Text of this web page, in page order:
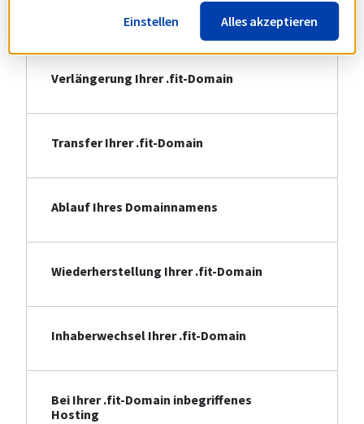
Registrierung Ihrer .fit-Domain
Verlängerung Ihrer .fit-Domain
Transfer Ihrer .fit-Domain
Ablauf Ihres Domainnamens
Wiederherstellung Ihrer .fit-Domain
Inhaberwechsel Ihrer .fit-Domain
Bei Ihrer .fit-Domain inbegriffenes
Hosting
Einstellen Alles akzeptieren